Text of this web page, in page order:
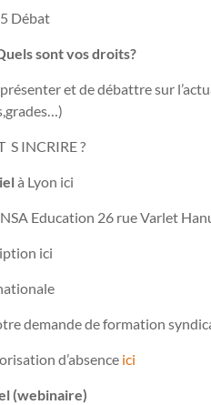
Débat
sont vos droits?
présenter et de débattre sur
INCRIRE ?
à Lyon ici
Education 26 rue Varlet
ici
demande de formation
d’absence ici
(webinaire)